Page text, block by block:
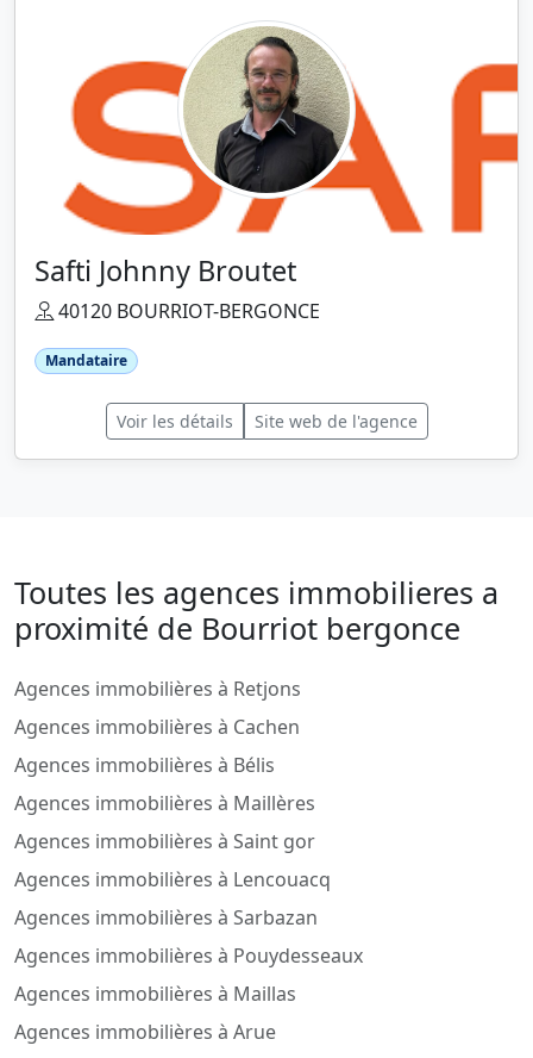
Safti Johnny Broutet
40120 BOURRIOT-BERGONCE
Mandataire
Voir les détails Site web de l'agence
Toutes les agences immobilieres a
proximité de Bourriot bergonce
Agences immobilières à Retjons
Agences immobilières à Cachen
Agences immobilières à Bélis
Agences immobilières à Maillères
Agences immobilières à Saint gor
Agences immobilières à Lencouacq
Agences immobilières à Sarbazan
Agences immobilières à Pouydesseaux
Agences immobilières à Maillas
Agences immobilières à Arue